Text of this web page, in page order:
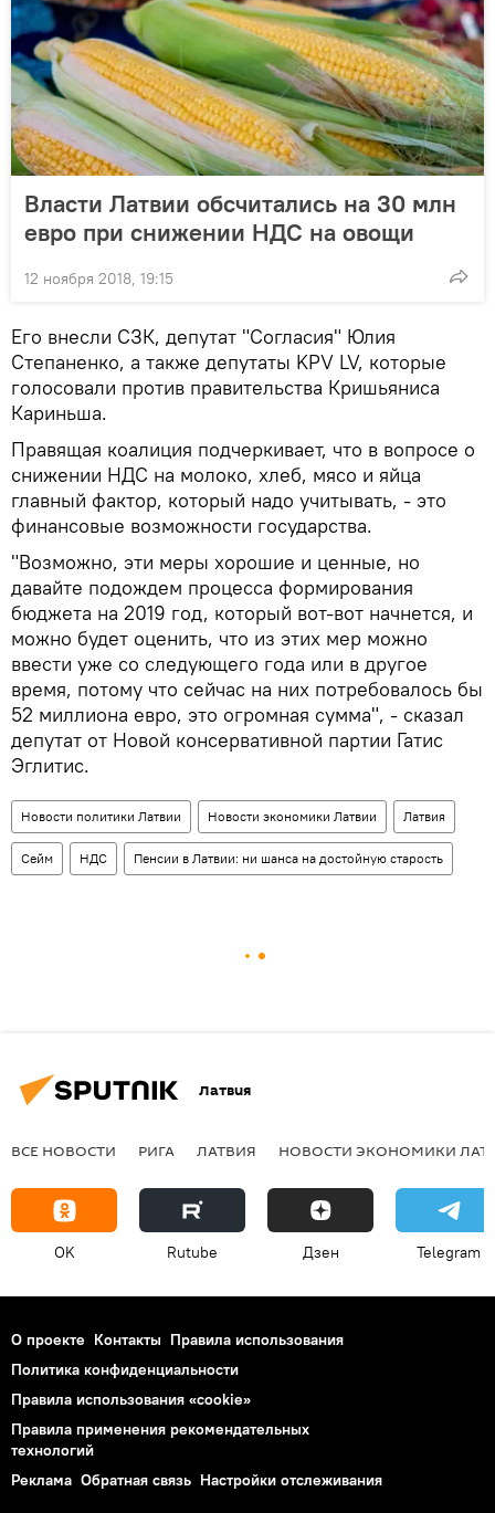
Власти Латвии обсчитались на 30 млн
евро при снижении НДС на овощи
12 ноября 2018, 19:15
Его внесли СЗК, депутат "Согласия" Юлия
Степаненко, а также депутаты KPV LV, которые
голосовали против правительства Кришьяниса
Кариньша.
Правящая коалиция подчеркивает, что в вопросе о
снижении НДС на молоко, хлеб, мясо и яйца
главный фактор, который надо учитывать, - это
финансовые возможности государства.
"Возможно, эти меры хорошие и ценные, но
давайте подождем процесса формирования
бюджета на 2019 год, который вот-вот начнется, и
можно будет оценить, что из этих мер можно
ввести уже со следующего года или в другое
время, потому что сейчас на них потребовалось бы
52 миллиона евро, это огромная сумма", - сказал
депутат от Новой консервативной партии Гатис
Эглитис.
Новости политики Латвии Новости экономики Латвии Латвия
Сейм НДС Пенсии в Латвии: ни шанса на достойную старость
Латвия
ВСЕ НОВОСТИ РИГА ЛАТВИЯ НОВОСТИ ЭКОНОМИКИ
OK Rutube Дзен Telegram
О проекте Контакты Правила использования
Политика конфиденциальности
Правила использования «cookie»
Правила применения рекомендательных
технологий
Реклама Обратная связь Настройки отслеживания